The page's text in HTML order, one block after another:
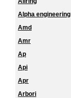
Alpha engineering
Amd
Amr
Ap
Api
Apr
Arbori